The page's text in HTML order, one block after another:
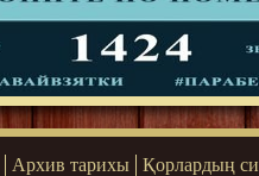
Архив тарихы Қорлардың